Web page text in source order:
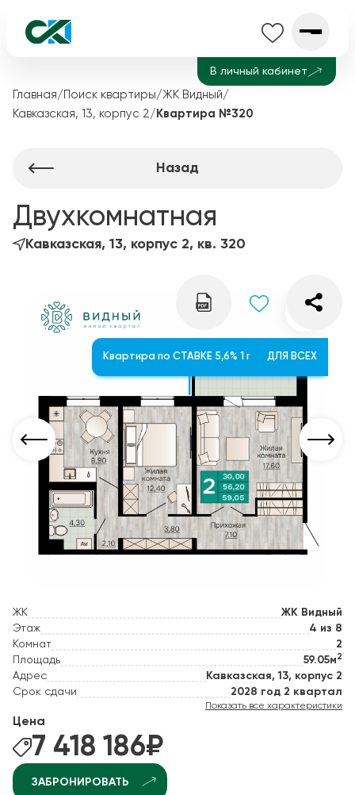
В личный кабинет
Главная/ Поиск квартиры/ЖК Видный/
Кавказская, 13, корпус 2/ Квартира №320
Назад
Двухкомнатная
Кавказская, 13, корпус 2, кв. 320
Квартира по СТАВКЕ 5,6% 1 год ДЛЯ ВСЕХ
ЖК
ЖК Видный
Этаж
4 из 8
Комнат
2
Площадь
59.05м 2
Адрес
Кавказская, 13, корпус 2
Срок сдачи
2028 год 2 квартал
Показать все характеристики
Цена
7 418 186₽
ЗАБРОНИРОВАТЬ